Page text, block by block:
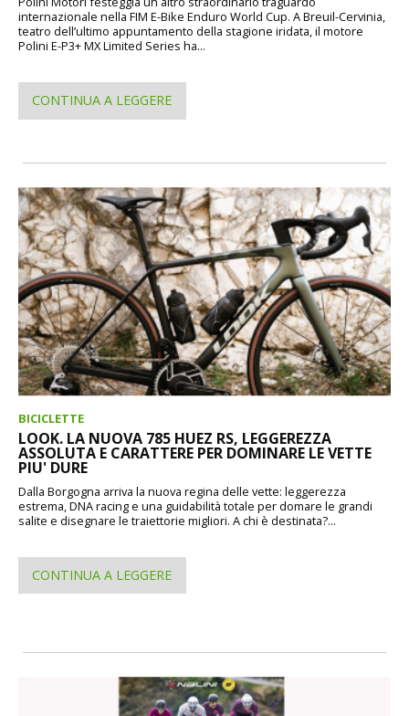
internazionale nella FIM E-Bike Enduro World Cup. A Breuil-Cervinia,
teatro dell’ultimo appuntamento della stagione iridata, il motore
Polini E-P3+ MX Limited Series ha...
CONTINUA A LEGGERE
BICICLETTE
LOOK. LA NUOVA 785 HUEZ RS, LEGGEREZZA
ASSOLUTA E CARATTERE PER DOMINARE LE VETTE
PIU' DURE
Dalla Borgogna arriva la nuova regina delle vette: leggerezza
estrema, DNA racing e una guidabilità totale per domare le grandi
salite e disegnare le traiettorie migliori. A chi è destinata?...
CONTINUA A LEGGERE